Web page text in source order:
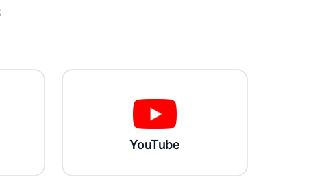
YouTube